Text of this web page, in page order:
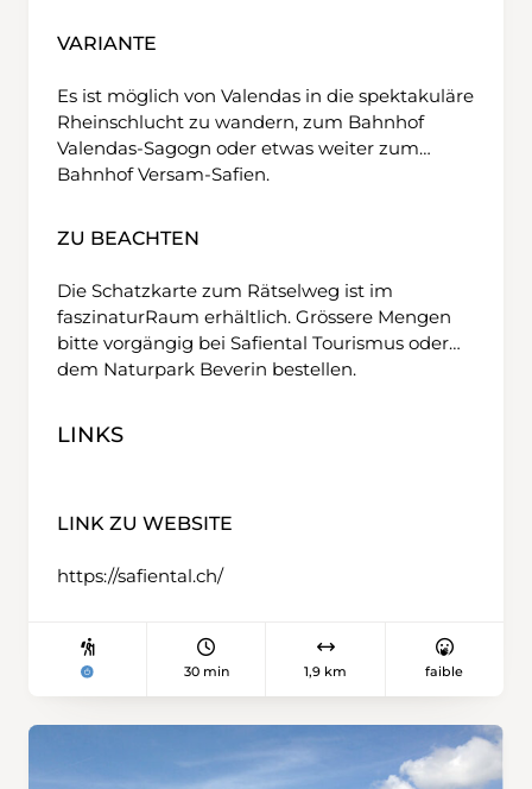
VARIANTE
Es ist möglich von Valendas in die spektakuläre
Rheinschlucht zu wandern, zum Bahnhof
Valendas-Sagogn oder etwas weiter zum
Bahnhof Versam-Safien.
ZU BEACHTEN
Die Schatzkarte zum Rätselweg ist im
faszinaturRaum erhältlich. Grössere Mengen
bitte vorgängig bei Safiental Tourismus oder
dem Naturpark Beverin bestellen.
LINKS
LINK ZU WEBSITE
https://safiental.ch/
30 min 1,9 km faible